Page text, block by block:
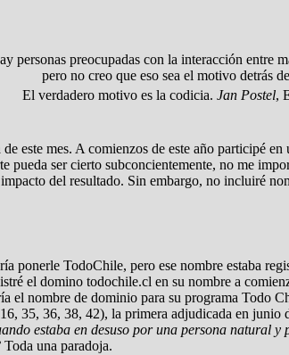
personas preocupadas con la interacción entre
no creo que eso sea el motivo detrás de
El verdadero motivo es la codicia. Jan Postel,
este mes. A comienzos de este año participé
pueda ser cierto subconcientemente, no me
del resultado. Sin embargo, no incluiré
ponerle TodoChile, pero ese nombre estaba
el domino todochile.cl en su nombre a
el nombre de dominio para su programa Todo
35, 36, 38, 42), la primera adjudicada en junio
estaba en desuso por una persona natural y
Toda una paradoja.